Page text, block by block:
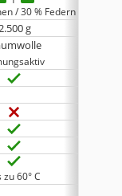
/ 30 % Federn
g
zu 60° C